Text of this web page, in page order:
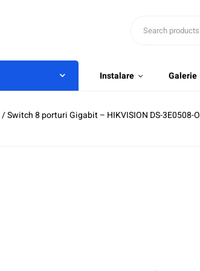
Instalare Galerie
/ Switch 8 porturi Gigabit – HIKVISION DS-3E0508-O